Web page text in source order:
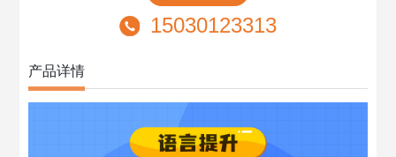
15030123313
产品详情